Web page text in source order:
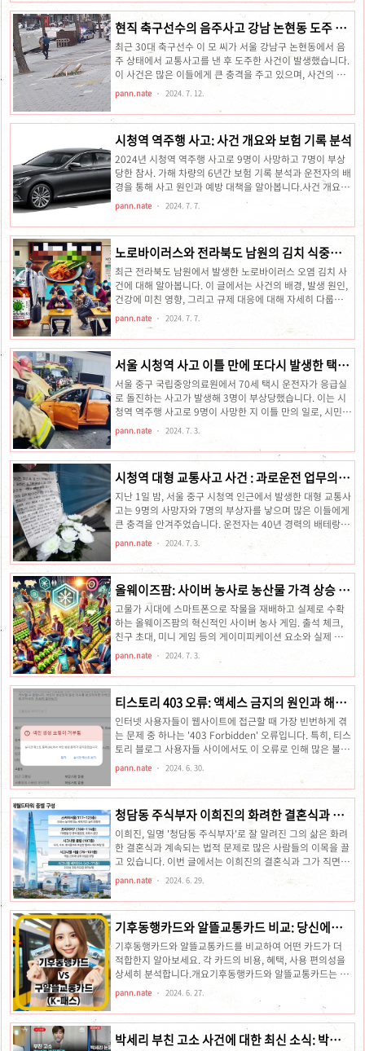
일 오전 10시 20분경, 70대 후반 여성이 운전하던 승용차가
갑작스럽게 횟집으로 돌진하는 사고가 발생했습니다. 이 사
고는 좁은 시장 골목에서 주행 중이던 차량이 갑작스럽게 속
도를 내며 일어났습니다. 별별시장별별여행 ┃ 여행문화의
새로운 트렌드를 만들다별별시장별별여행은 전국 전통시장
과 죽기 전에 꼭 가봐야 할 여행지를 소개하는 국내 유일한
생 배경일시: 202..
현직 축구선수의 음주사고 강남 논현동 도주 사
건: 30대 이모씨 누구
최근 30대 축구선수 이 모 씨가 서울 강남구 논현동에서 음
주 상태에서 교통사고를 낸 후 도주한 사건이 발생했습니다.
이 사건은 많은 이들에게 큰 충격을 주고 있으며, 사건의 전
말을 파악하는 것이 중요합니다.사건 개요사고 발생지: 서울
강남구 논현동사고 내용: 변압기를 들이받고 도주체포 경위:
주거지에서 긴급체포, 음주 감지현재 상황: 음주 여부를 확인
수 이 씨를 교통사고 후 미조치 혐의로 입건해 조사하고 있습
니다. 이 씨는 사고 당시 음주 운전을 부인하며 채혈 검사를
통해 음주 여부를 판단 중입니다. 경찰은 정확한 사건 경위를
조사하고 있으며, 추가 정보가 제공될 예정입니다.결론이번
사건은 축구팬들과 대중에게 큰 충격을 주었으며, 음주 운전
의 심..
pann.nate 2024. 7. 12.
시청역 역주행 사고: 사건 개요와 보험 기록 분석
2024년 시청역 역주행 사고로 9명이 사망하고 7명이 부상
당한 참사. 가해 차량의 6년간 보험 기록 분석과 운전자의 배
경을 통해 사고 원인과 예방 대책을 알아봅니다.사건 개요
2024년 7월 1일, 서울 시청역 인근에서 역주행 사고가 발생
하여 9명의 보행자가 사망하고 7명이 부상을 입는 참사가 일
어났습니다. 가해 차량은 제네시스 G80으로, 운전자는 68세
과 보험 당국의 조사가 진행되고 있습니다.사고 차량의 보험
기록최근 6년간 가해 차량인 제네시스 G80은 총 6번의 사고
이력이 있었습니다. 보험개발원이 운영하는 카히스토리 내
역에 따르면, 2018년부터 2021년까지 각 연도별 사고 횟수
pann.nate 2024. 7. 7.
노로바이러스와 전라북도 남원의 김치 식중독
사건: 우리가 알아야 할 모든 것
최근 전라북도 남원에서 발생한 노로바이러스 오염 김치 사
건에 대해 알아봅니다. 이 글에서는 사건의 배경, 발생 원인,
건강에 미친 영향, 그리고 규제 대응에 대해 자세히 다룹니
다.김치 식중독 사건을 통해 식품 안전의 중요성을 다시 한번
되새기며, 정부와 소비자가 해야 할 역할을 강조합니다.서론:
사건 개요김치는 한국인의 식탁에서 빼놓을 수 없는 중요한
이러스 오염 김치 사건은 식품 안전의 중요성을 다시 한번 일
깨워주었습니다. 이 글에서는 이 사건의 배경, 발생 원인, 건
강에 미친 영향, 그리고 규제 대응에 대해 자세히 살펴보겠습
니다.배경김치는 한국의 대표적인 발효식품으로, 전통적으
매합니다. 김치..
pann.nate 2024. 7. 7.
서울 시청역 사고 이틀 만에 또다시 발생한 택시
돌진 사고, 고령 운전자와 급발진 논란
서울 중구 국립중앙의료원에서 70세 택시 운전자가 응급실
로 돌진하는 사고가 발생해 3명이 부상당했습니다. 이는 시
청역 역주행 사고로 9명이 사망한 지 이틀 만의 일로, 시민들
은 다시 한번 놀라움을 금치 못했습니다. 사고 운전자는 급발
진을 주장했으나 경찰 조사에서는 이를 부인했습니다. 이번
사건의 경위와 추가 조사 결과를 확인해 보세요.서울 시청역
일, 서울 중구 국립중앙의료원 응급실로 70세 운전자가 몰던
택시가 돌진하는 사고가 발생했습니다. 이 사고로 1명이 중
상을 입고 2명이 경상을 입었으나, 다행히 사망자는 발생하
지 않았습니다. 이번 사고는 시청역 인근에서 발생한 역주행
또다시..
pann.nate 2024. 7. 3.
시청역 대형 교통사고 사건 : 과로운전 업무의 참
사 일까?
지난 1일 밤, 서울 중구 시청역 인근에서 발생한 대형 교통사
고는 9명의 사망자와 7명의 부상자를 낳으며 많은 이들에게
큰 충격을 안겨주었습니다. 운전자는 40년 경력의 배테랑 버
스 운전기사이며, 전날 과로 운전 업무를 했던 것으로 알려졌
습니다.시청역 참사 사건의 운전자의 과로 운전 실태이틀간
32시간 과로 운전사고를 일으킨 운전자 차모 씨(68)는 경기
입니다. 트레일러를 운전할 정도로 사고경력이 없는 배테랑
운전기사라는 것으로 주변사람들에게도 소문이 날 정도로,
험한 운전을 하지 않는 것으로 확인되었습니다. 차 씨는 사고
직전 이틀간 최소 32시간 동안 버스를 몰았던 것으로 확인되
속 근무..
pann.nate 2024. 7. 3.
올웨이즈팜: 사이버 농사로 농산물 가격 상승 시
대 극복하기
고물가 시대에 스마트폰으로 작물을 재배하고 실제로 수확
하는 올웨이즈팜의 혁신적인 사이버 농사 게임. 출석 체크,
친구 초대, 미니 게임 등의 게이미피케이션 요소와 실제 작물
배송 서비스로 사용자 만족도와 참여도를 높이며, 경제적 이
익까지 누릴 수 있습니다. 올웨이즈팜의 성공 비결과 사이버
농사 게임의 인기 요인을 확인하세요올웨이즈팜: 사이버 농
물가 시대에 앱테크와 함께 사이버 농사 게임이 인기를 끌고
있습니다. 올웨이즈팜은 이러한 트렌드의 선두주자로, 스마
트폰을 통해 작물을 재배하고 수확물을 실제로 받을 수 있는
혁신적인 서비스를 제공합니다.올웨이즈팜의 성공 비결게이
구경, 물 주기 배틀 ..
pann.nate 2024. 7. 3.
티스토리 403 오류: 액세스 금지의 원인과 해결
방법
인터넷 사용자들이 웹사이트에 접근할 때 가장 빈번하게 겪
는 문제 중 하나는 '403 Forbidden' 오류입니다. 특히, 티스
토리 블로그 사용자들 사이에서도 이 오류로 인해 많은 불편
을 겪고 있습니다. 본 글에서는 티스토리에서 발생하는 403
오류의 원인과 이를 해결하는 방법에 대해 상세히 알아보겠
습니다.403 오류란 무엇인가?403 오류는 서버가 요청을 이
니다. 즉, 클라이언트(사용자)가 서버에 접근할 수 있는 권한
이 없을 때 이 오류가 발생합니다. 이는 다양한 이유로 발생
할 수 있으며, 특히 티스토리 사용자들이 자주 겪는 문제이기
도 합니다.티스토리에서 403 오류가 발생하는 주요 원인티
는..
pann.nate 2024. 6. 30.
청담동 주식부자 이희진의 화려한 결혼식과 법
적 문제
이희진, 일명 '청담동 주식부자'로 잘 알려진 그의 삶은 화려
한 결혼식과 계속되는 법적 문제로 많은 사람들의 이목을 끌
고 있습니다. 이번 글에서는 이희진의 결혼식과 그가 직면한
주식 및 코인 사기 혐의, 그리고 이 두 사건의 연관성과 사회
적 시사점을 자세히 살펴보겠습니다.이희진의 화려한 결혼
식이희진의 결혼식은 2021년 12월 25일, 서울 청담동의 한
치인, 금융계 주요 인사들이 대거 참석하여 화제를 모았습니
다. 웅장한 웨딩홀, 화려한 장식, 유명 가수들의 축가는 이 결
혼식을 더욱 특별하게 만들었습니다. 이희진과 그의 신부는
명품 드레스와 턱시도를 입고 등장해 많은 이들의 찬사를 받
을 대..
pann.nate 2024. 6. 29.
기후동행카드와 알뜰교통카드 비교: 당신에게
맞는 최적의 교통카드는?
기후동행카드와 알뜰교통카드를 비교하여 어떤 카드가 더
적합한지 알아보세요. 각 카드의 비용, 혜택, 사용 편의성을
상세히 분석합니다.개요기후동행카드와 알뜰교통카드는 대
중교통 이용자에게 다양한 혜택을 제공하지만, 각 카드의 타
깃 이용자층과 사용 패턴에 따라 혜택이 다릅니다. 이 글에서
는 두 카드의 주요 특징과 혜택을 비교하여 어떤 카드가 더
적합한지 알아보겠습니다. 특징 기후동행카드알뜰교통카드
비용월 62,000원 (따릉이 포함 시 65,000원)사용량 및 거
pann.nate 2024. 6. 27.
박세리 부친 고소 사건에 대한 최신 소식: 박세리